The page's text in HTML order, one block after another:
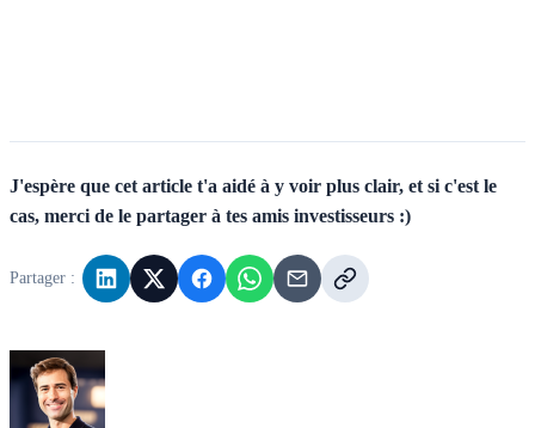
J'espère que cet article t'a aidé à y voir plus clair, et si c'est le
cas, merci de le partager à tes amis investisseurs :)
Partager :